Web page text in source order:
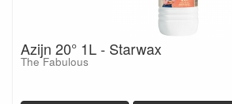
Azijn 20° 1L - Starwax
The Fabulous